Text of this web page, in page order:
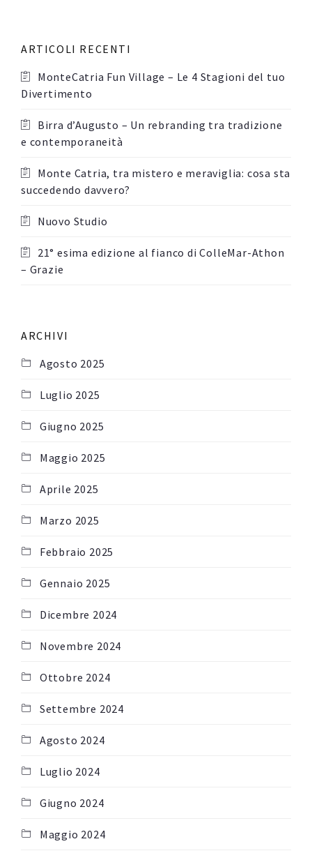
ARTICOLI RECENTI
MonteCatria Fun Village – Le 4 Stagioni del tuo
Divertimento
Birra d’Augusto – Un rebranding tra tradizione
e contemporaneità
Monte Catria, tra mistero e meraviglia: cosa sta
succedendo davvero?
Nuovo Studio
21° esima edizione al fianco di ColleMar-Athon
– Grazie
ARCHIVI
Agosto 2025
Luglio 2025
Giugno 2025
Maggio 2025
Aprile 2025
Marzo 2025
Febbraio 2025
Gennaio 2025
Dicembre 2024
Novembre 2024
Ottobre 2024
Settembre 2024
Agosto 2024
Luglio 2024
Giugno 2024
Maggio 2024